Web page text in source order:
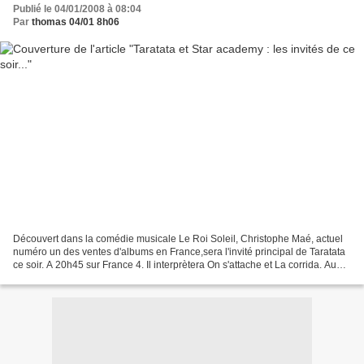
Publié le 04/01/2008 à 08:04
Par thomas 04/01 8h06
Découvert dans la comédie musicale Le Roi Soleil, Christophe Maé, actuel
numéro un des ventes d'albums en France,sera l'invité principal de Taratata
ce soir. A 20h45 sur France 4. Il interprètera On s'attache et La corrida. Au